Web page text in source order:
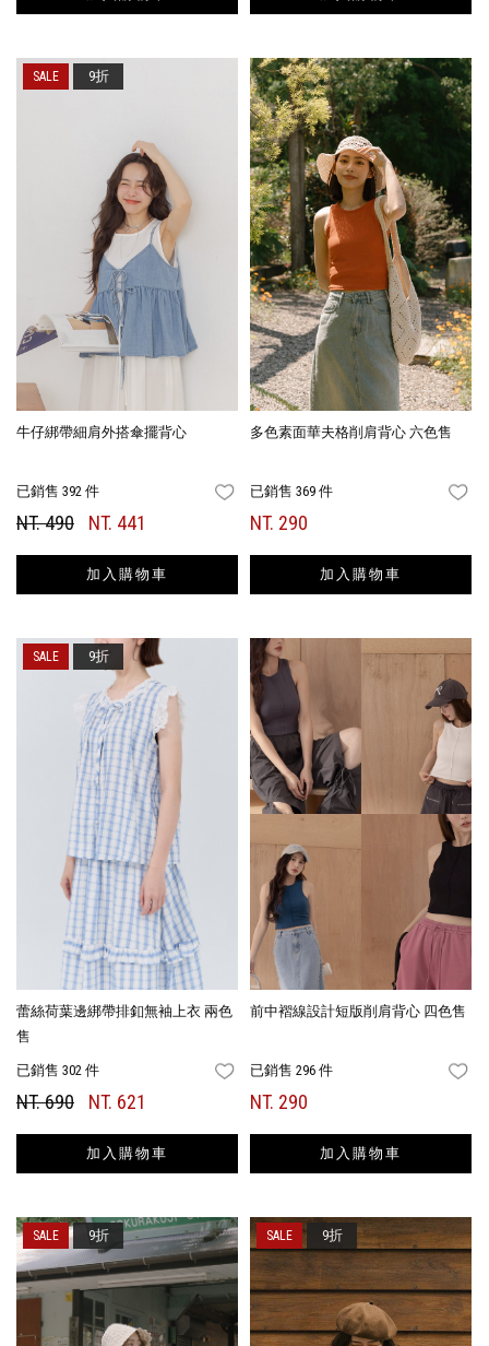
牛仔綁帶細肩外搭傘擺背心
已銷售 392 件 FAVORITES
NT. 490 NT. 441
加入購物車
9折
多色素面華夫格削肩背心 六色售
已銷售 369 件
NT. 290
加入購物車
蕾絲荷葉邊綁帶排釦無袖上衣 兩色
售
已銷售 302 件 FAVORITES
NT. 690 NT. 621
加入購物車
9折
前中褶線設計短版削肩背心 四色售
已銷售 296 件
NT. 290
加入購物車
9折 9折